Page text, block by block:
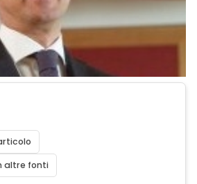
altre fonti